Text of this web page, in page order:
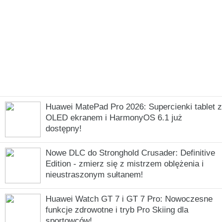
Huawei MatePad Pro 2026: Supercienki tablet z
OLED ekranem i HarmonyOS 6.1 już
dostępny!
Nowe DLC do Stronghold Crusader: Definitive
Edition - zmierz się z mistrzem oblężenia i
nieustraszonym sułtanem!
Huawei Watch GT 7 i GT 7 Pro: Nowoczesne
funkcje zdrowotne i tryb Pro Skiing dla